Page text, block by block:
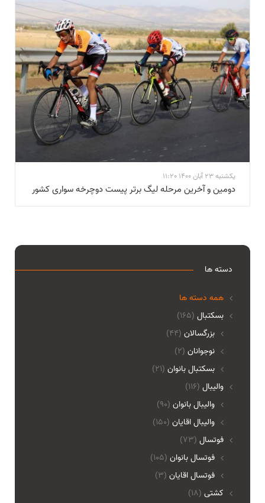
یکشنبه 23 آبان 1400 11:20
دومین و آخرین مرحله لیگ برتر پیست دوچرخه سواری کشور
دسته ها
همه دسته ها
(165) بسکتبال
بزرگسالان (44)
نوجوانان (2)
بسکتبال بانوان (21)
(116) والیبال
واليبال بانوان (90)
واليبال اقايان (150)
(73) فوتسال
فوتسال بانوان (105)
فوتسال اقايان (3)
(18) کشتی